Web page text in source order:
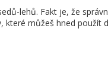
lehů. Fakt je, že
které můžeš hned použít